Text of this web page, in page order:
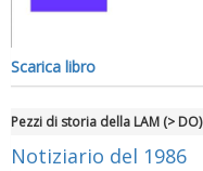
Scarica libro
Pezzi di storia della LAM (> DO)
Notiziario del 1986